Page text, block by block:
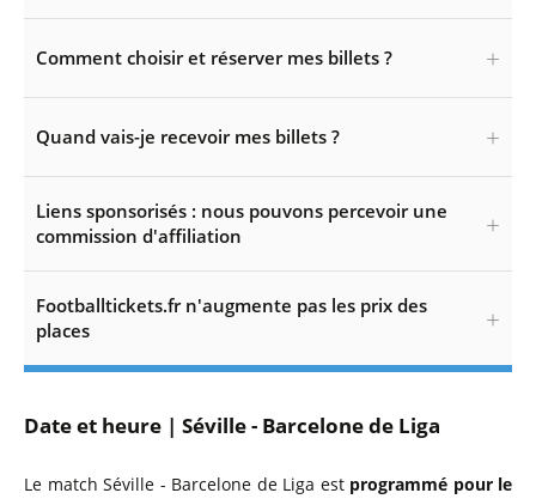
Comment choisir et réserver mes billets ?
Quand vais-je recevoir mes billets ?
Liens sponsorisés : nous pouvons percevoir une
commission d'affiliation
Footballtickets.fr n'augmente pas les prix des
places
Date et heure | Séville - Barcelone de Liga
Le match Séville - Barcelone de Liga est programmé pour le